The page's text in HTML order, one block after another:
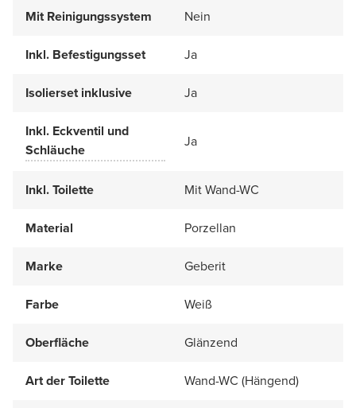
Mit Reinigungssystem Nein
Inkl. Befestigungsset Ja
Isolierset inklusive Ja
Inkl. Eckventil und
Schläuche
Ja
Inkl. Toilette Mit Wand-WC
Material Porzellan
Marke Geberit
Farbe Weiß
Oberfläche Glänzend
Art der Toilette Wand-WC (Hängend)